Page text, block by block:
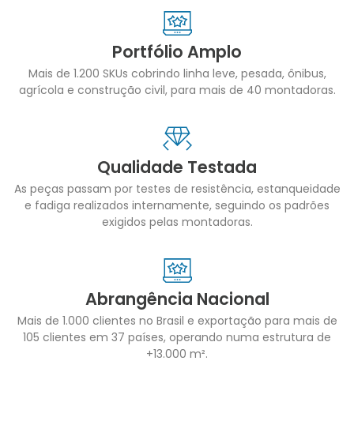
Portfólio Amplo
Mais de 1.200 SKUs cobrindo linha leve, pesada, ônibus,
agrícola e construção civil, para mais de 40 montadoras.
Qualidade Testada
As peças passam por testes de resistência, estanqueidade
e fadiga realizados internamente, seguindo os padrões
exigidos pelas montadoras.
Abrangência Nacional
Mais de 1.000 clientes no Brasil e exportação para mais de
105 clientes em 37 países, operando numa estrutura de
+13.000 m².